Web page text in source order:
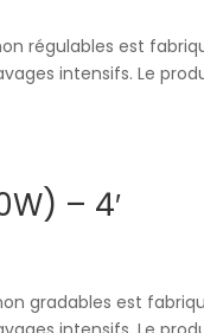
régulables est
intensifs. Le
– 4′
gradables est